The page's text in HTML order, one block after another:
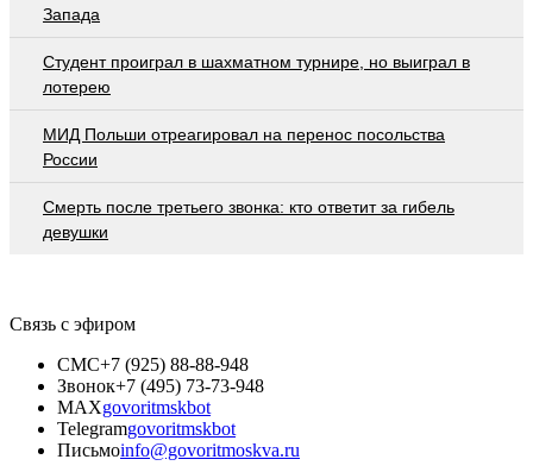
Запада
Студент проиграл в шахматном турнире, но выиграл в
лотерею
МИД Польши отреагировал на перенос посольства
России
Смерть после третьего звонка: кто ответит за гибель
девушки
Связь с эфиром
СМС+7 (925) 88-88-948
Звонок+7 (495) 73-73-948
MAXgovoritmskbot
Telegramgovoritmskbot
Письмоinfo@govoritmoskva.ru